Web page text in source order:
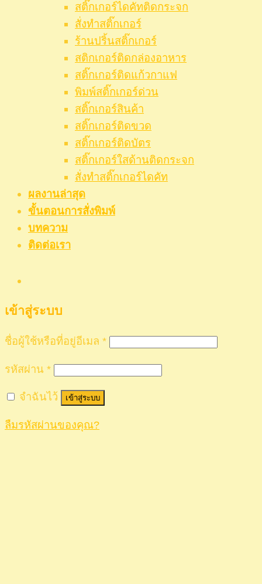
สติ๊กเกอร์ไดคัทติดกระจก
สั่งทำสติ๊กเกอร์
ร้านปริ้นสติ๊กเกอร์
สติกเกอร์ติดกล่องอาหาร
สติ๊กเกอร์ติดแก้วกาแฟ
พิมพ์สติ๊กเกอร์ด่วน
สติ๊กเกอร์สินค้า
สติ๊กเกอร์ติดขวด
สติ๊กเกอร์ติดบัตร
สติ๊กเกอร์ใสด้านติดกระจก
สั่งทําสติ๊กเกอร์ไดคัท
ผลงานล่าสุด
ขั้นตอนการสั่งพิมพ์
บทความ
ติดต่อเรา
เข้าสู่ระบบ
ชื่อผู้ใช้หรือที่อยู่อีเมล *
รหัสผ่าน *
จำฉันไว้ เข้าสู่ระบบ
ลืมรหัสผ่านของคุณ?